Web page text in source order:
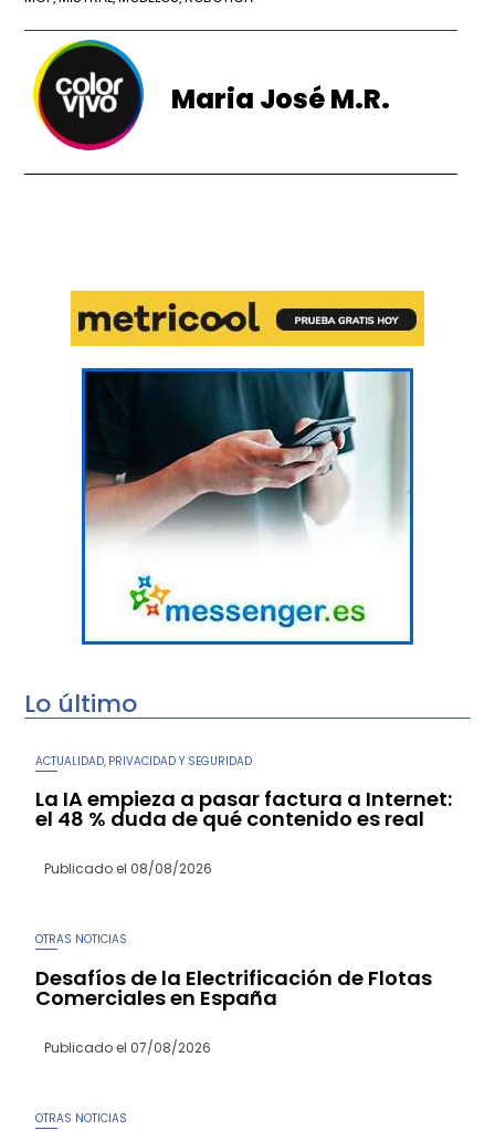
Maria José M.R.
Lo último
ACTUALIDAD PRIVACIDAD Y SEGURIDAD
La IA empieza a pasar factura a Internet:
el 48 % duda de qué contenido es real
Publicado el 08/08/2026
OTRAS NOTICIAS
Desafíos de la Electrificación de Flotas
Comerciales en España
Publicado el 07/08/2026
OTRAS NOTICIAS